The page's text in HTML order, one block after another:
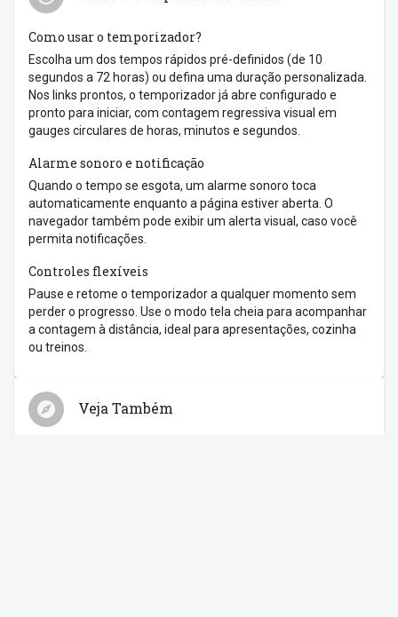
Como usar o temporizador?
Escolha um dos tempos rápidos pré-definidos (de 10
segundos a 72 horas) ou defina uma duração personalizada.
Nos links prontos, o temporizador já abre configurado e
pronto para iniciar, com contagem regressiva visual em
gauges circulares de horas, minutos e segundos.
Alarme sonoro e notificação
Quando o tempo se esgota, um alarme sonoro toca
automaticamente enquanto a página estiver aberta. O
navegador também pode exibir um alerta visual, caso você
permita notificações.
Controles flexíveis
Pause e retome o temporizador a qualquer momento sem
perder o progresso. Use o modo tela cheia para acompanhar
a contagem à distância, ideal para apresentações, cozinha
ou treinos.
Veja Também